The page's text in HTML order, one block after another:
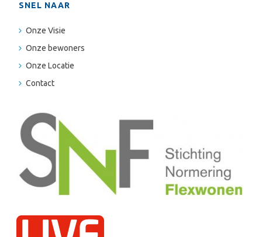
SNEL NAAR
Onze Visie
Onze bewoners
Onze Locatie
Contact